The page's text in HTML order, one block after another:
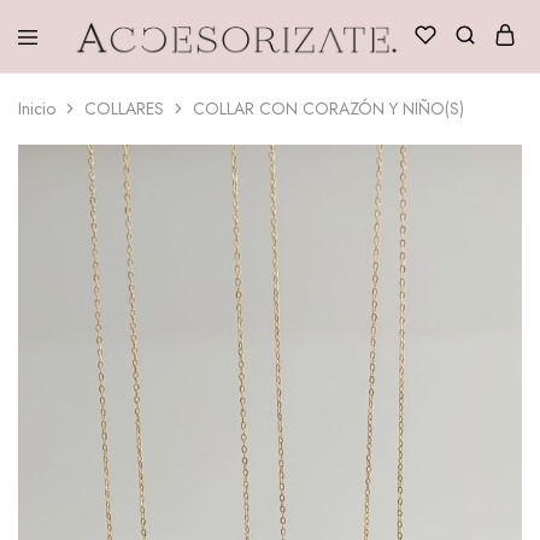
Inicio COLLARES COLLAR CON CORAZÓN Y NIÑO(S)